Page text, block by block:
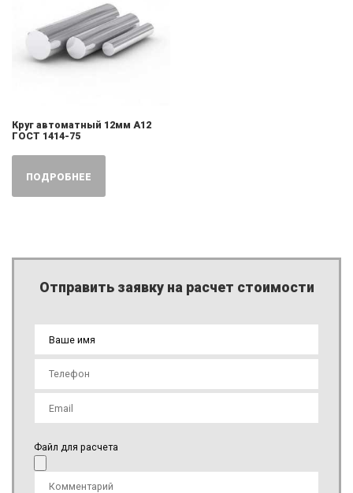
Круг автоматный 12мм А12
ГОСТ 1414-75
ПОДРОБНЕЕ
Отправить заявку на расчет стоимости
Файл для расчета